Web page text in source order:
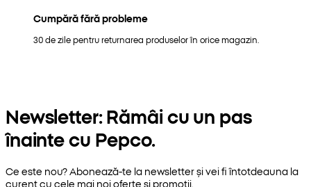
Cumpără fără probleme
30 de zile pentru returnarea produselor în orice magazin.
Newsletter: Rămâi cu un pas
înainte cu Pepco.
Ce este nou? Abonează-te la newsletter și vei fi întotdeauna la
curent cu cele mai noi oferte și promoții.